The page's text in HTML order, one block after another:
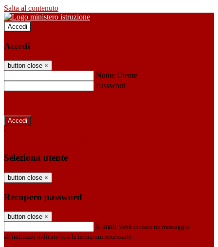
Salta al contenuto
Accedi
Accedi
button close ×
Nome Utente
Password
-
Seleziona utente
button close ×
Recupero password
button close ×
E-mail Verrà inviato un messaggio
all'indirizzo indicato con le istruzioni necessarie.